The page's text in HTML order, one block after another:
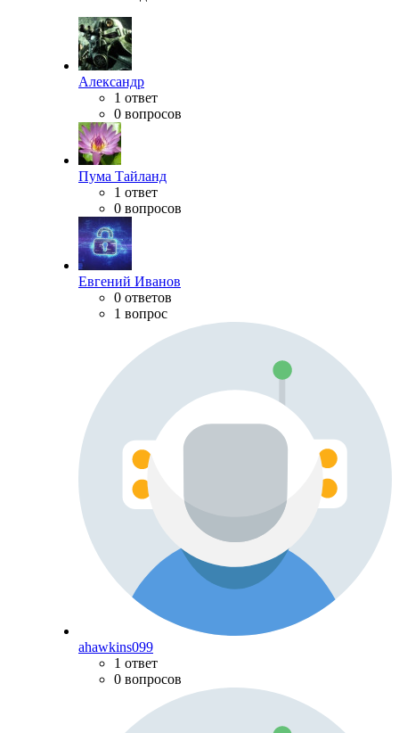
Александр
1 ответ
0 вопросов
Пума Тайланд
1 ответ
0 вопросов
Евгений Иванов
0 ответов
1 вопрос
ahawkins099
1 ответ
0 вопросов